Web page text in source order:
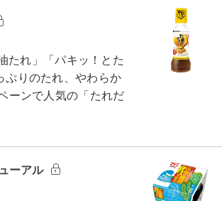
れ」「パキッ！とた
りのたれ、やわらか
ーンで人気の「たれだ
ーアル